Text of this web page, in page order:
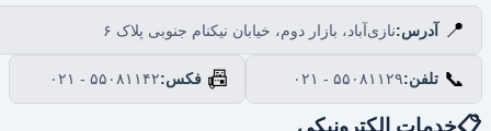
📍 آدرس:نازی‌آباد، بازار دوم، خیابان نیکنام جنوبی پلاک ۶
📞 تلفن:۰۲۱ - ۵۵۰۸۱۱۲۹ 📠 فکس:۰۲۱ - ۵۵۰۸۱۱۴۲
خدمات الکترونیکی